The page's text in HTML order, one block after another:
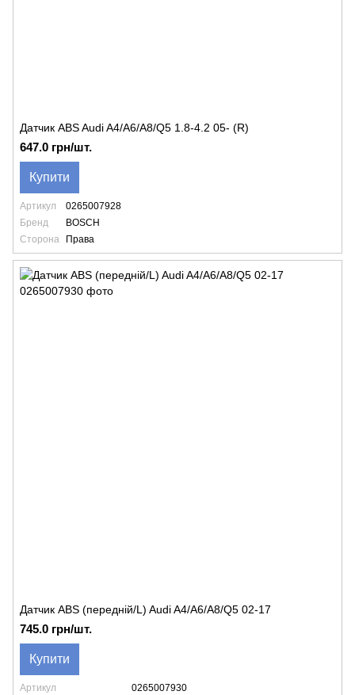
Датчик ABS Audi A4/A6/A8/Q5 1.8-4.2 05- (R)
647.0 грн/шт.
Купити
Артикул
0265007928
Бренд
BOSCH
Сторона
Права
Датчик ABS (передній/L) Audi A4/A6/A8/Q5 02-17
745.0 грн/шт.
Купити
Артикул 0265007930